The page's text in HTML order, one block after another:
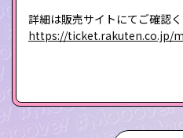
詳細は販売サイトにてご確認く
https://ticket.rakuten.co.jp/